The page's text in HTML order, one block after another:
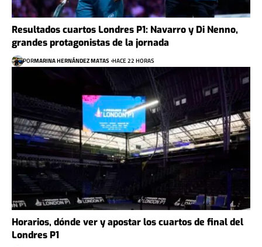
Resultados cuartos Londres P1: Navarro y Di Nenno,
grandes protagonistas de la jornada
PORMARINA HERNÁNDEZ MATAS HACE 22 HORAS
Horarios, dónde ver y apostar los cuartos de final del
Londres P1